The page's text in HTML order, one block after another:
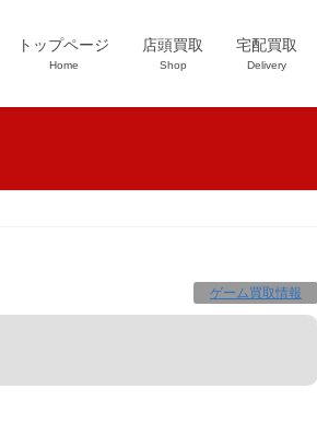
トップページ
Home
店頭買取
Shop
宅配買取
Delivery
ゲーム買取情報